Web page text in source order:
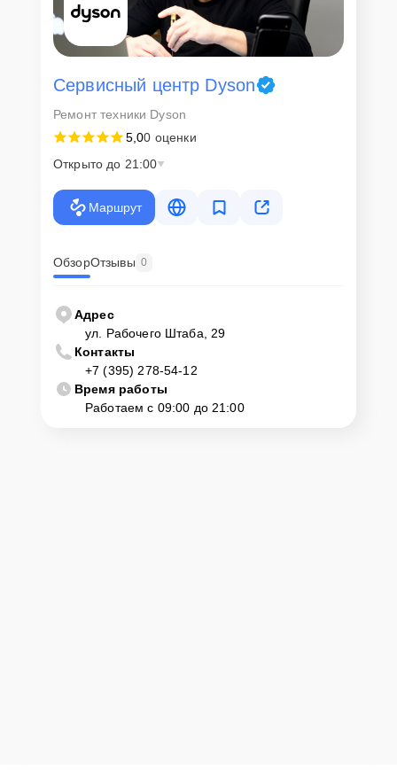
Сервисный центр Dyson
Ремонт техники Dyson
5,00 оценки
Открыто до 21:00
Маршрут
ОбзорОтзывы 0
Адрес
ул. Рабочего Штаба, 29
Контакты
+7 (395) 278-54-12
Время работы
Работаем с 09:00 до 21:00